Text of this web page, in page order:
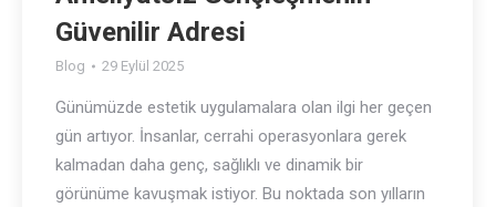
Güvenilir Adresi
Blog 29 Eylül 2025
Günümüzde estetik uygulamalara olan ilgi her geçen
gün artıyor. İnsanlar, cerrahi operasyonlara gerek
kalmadan daha genç, sağlıklı ve dinamik bir
görünüme kavuşmak istiyor. Bu noktada son yılların